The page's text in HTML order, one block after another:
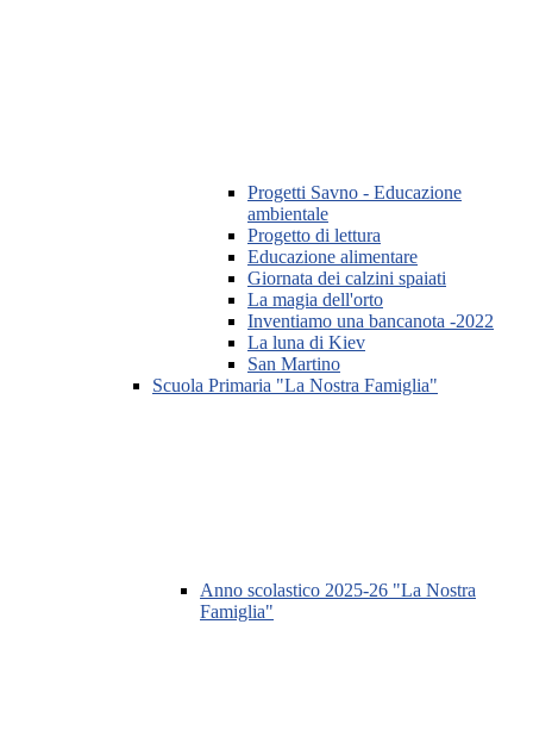
Progetti Savno - Educazione
ambientale
Progetto di lettura
Educazione alimentare
Giornata dei calzini spaiati
La magia dell'orto
Inventiamo una bancanota -2022
La luna di Kiev
San Martino
Scuola Primaria "La Nostra Famiglia"
Anno scolastico 2025-26 "La Nostra
Famiglia"